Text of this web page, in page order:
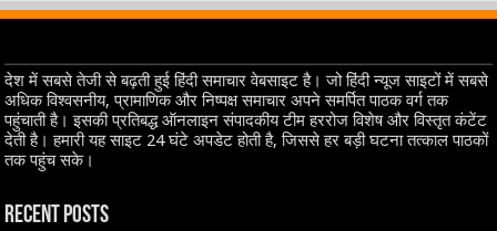
देश में सबसे तेजी से बढ़ती हुई हिंदी समाचार वेबसाइट है। जो हिंदी न्यूज साइटों में सबसे
अधिक विश्वसनीय, प्रामाणिक और निष्पक्ष समाचार अपने समर्पित पाठक वर्ग तक
पहुंचाती है। इसकी प्रतिबद्ध ऑनलाइन संपादकीय टीम हररोज विशेष और विस्तृत कंटेंट
देती है। हमारी यह साइट 24 घंटे अपडेट होती है, जिससे हर बड़ी घटना तत्काल पाठकों
तक पहुंच सके।
Recent Posts